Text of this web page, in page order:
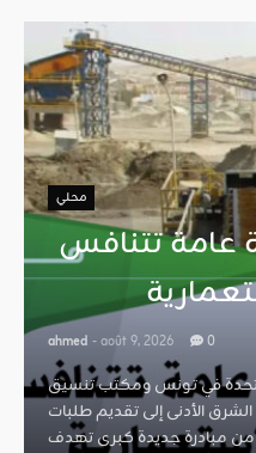
محلي
عامة تتنافس
ahmed - août 9, 2026 0
في تونس ومكتب تنسيق
الأدنى إلى تقديم طلبات